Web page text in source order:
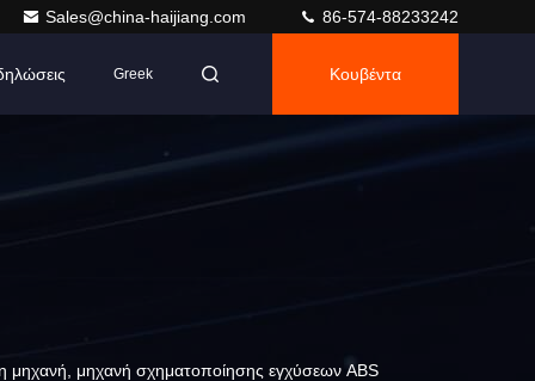
Sales@china-haijiang.com 86-574-88233242
Greek Κουβέντα
μηχανή, μηχανή σχηματοποίησης εγχύσεων ABS